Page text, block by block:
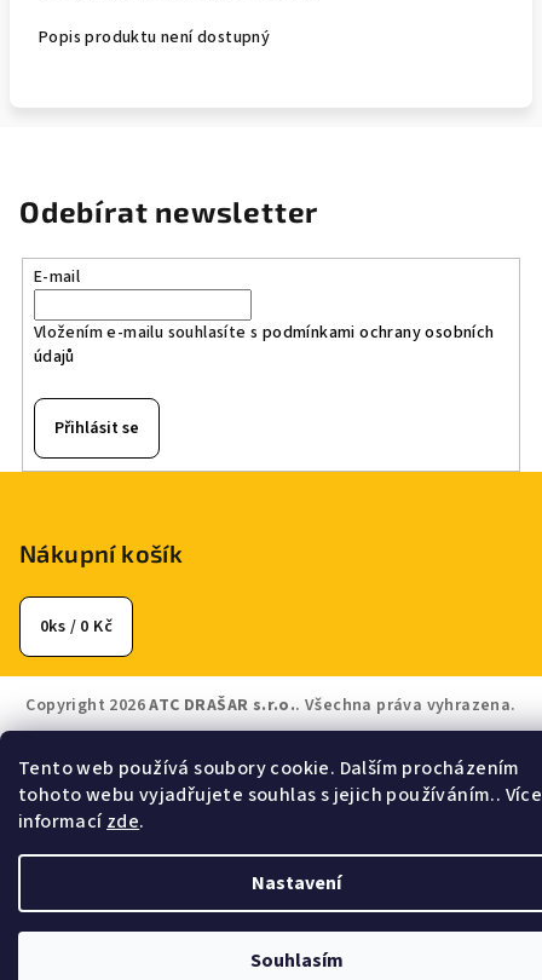
Tento web používá soubory cookie. Dalším procházením
tohoto webu vyjadřujete souhlas s jejich používáním.. Více
informacízde.
Nastavení
Souhlasím
Popis produktu není dostupný
Odebírat newsletter
E-mail
Vložením e-mailu souhlasíte s podmínkami ochrany osobních
údajů
Přihlásit se
Nákupní košík
0ks / 0 Kč
Copyright 2026ATC DRAŠAR s.r.o.. Všechna práva vyhrazena.